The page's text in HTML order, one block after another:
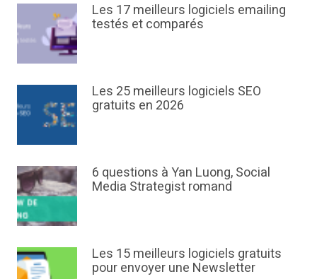
Les 17 meilleurs logiciels emailing
testés et comparés
Les 25 meilleurs logiciels SEO
gratuits en 2026
6 questions à Yan Luong, Social
Media Strategist romand
Les 15 meilleurs logiciels gratuits
pour envoyer une Newsletter